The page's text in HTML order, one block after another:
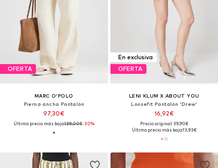
OFERTA
MARC O'POLO
Pierna ancha Pantalón
97,30€
Último precio más bajo:139,00€-30%
En exclusiva
OFERTA
LENI KLUM X ABOUT YOU
Loosefit Pantalón 'Drew'
16,92€
Precio original: 39,90€
Último precio más bajo:13,93€